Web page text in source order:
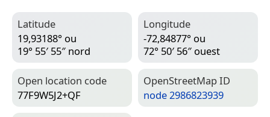
Latitude
19,93188° ou
19° 55′ 55″ nord
Longitude
-72,84877° ou
72° 50′ 56″ ouest
Open location code
77F9W5J2+QF
Open­Street­Map ID
node 2986823939